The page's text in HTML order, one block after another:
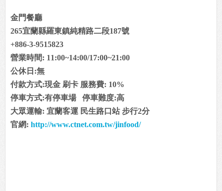
金門餐廳
265宜蘭縣羅東鎮純精路二段187號
+886-3-9515823
營業時間: 11:00~14:00/17:00~21:00
公休日:無
付款方式:現金 刷卡 服務費: 10%
停車方式:有停車場 停車難度:高
大眾運輸: 宜蘭客運 民生路口站 步行2分
官網: http://www.ctnet.com.tw/jinfood/